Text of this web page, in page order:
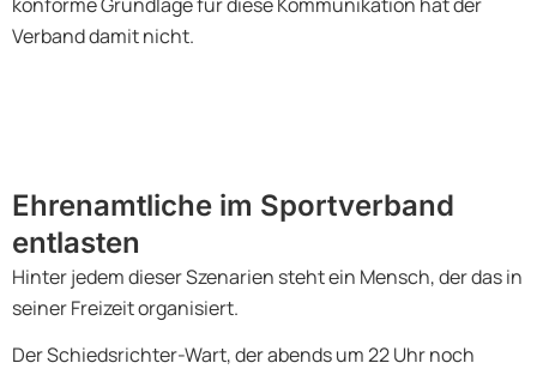
Verband damit nicht.
Ehrenamtliche im Sportverband
entlasten
Hinter jedem dieser Szenarien steht ein Mensch, der das in
seiner Freizeit organisiert.
Der Schiedsrichter-Wart, der abends um 22 Uhr noch